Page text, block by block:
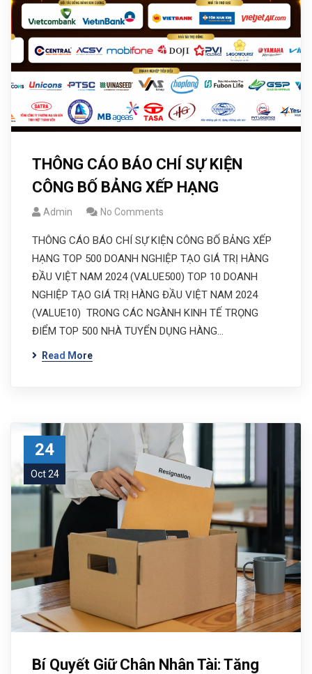
THÔNG CÁO BÁO CHÍ SỰ KIỆN
CÔNG BỐ BẢNG XẾP HẠNG
Admin No Comments
THÔNG CÁO BÁO CHÍ SỰ KIỆN CÔNG BỐ BẢNG XẾP
HẠNG TOP 500 DOANH NGHIỆP TẠO GIÁ TRỊ HÀNG
ĐẦU VIỆT NAM 2024 (VALUE500) TOP 10 DOANH
NGHIỆP TẠO GIÁ TRỊ HÀNG ĐẦU VIỆT NAM 2024
(VALUE10) TRONG CÁC NGÀNH KINH TẾ TRỌNG
ĐIỂM TOP 500 NHÀ TUYỂN DỤNG HÀNG…
Read More
24
Oct 24
Bí Quyết Giữ Chân Nhân Tài: Tăng